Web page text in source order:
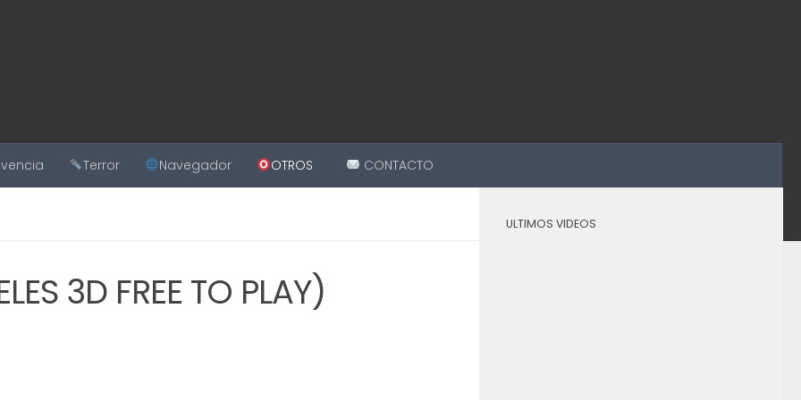
Terror Navegador OTROS CONTACTO
3D FREE TO PLAY)
ULTIMOS VIDEOS